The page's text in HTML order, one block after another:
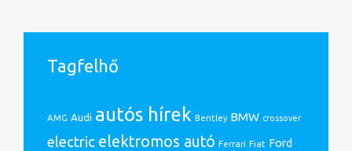
Tagfelhő
AMG Audi autós hírek Bentley BMW crossover
electric elektromos autó Ferrari Fiat Ford